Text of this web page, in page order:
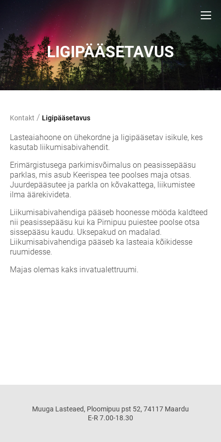
LIGIPÄÄSETAVUS
Kontakt / Ligipääsetavus
Lasteaiahoone on ühekordne ja ligipääsetav isikule, kes
kasutab liikumisabivahendit.
Erimärgistusega parkimisvõimalus on peasissepääsu
parklas, mis asub Keerispea tee poolses maja otsas.
Juurdepääsutee ja parkla on kõvakattega, liikumistee
ilma äärekivideta.
Liikumisabivahendiga pääseb hoonesse mööda kaldteed
nii peasissepääsu kui ka Pirnipuu puiestee poolse otsa
sissepääsu kaudu. Uksepakud on madalad.
Liikumisabivahendiga pääseb ka lasteaia kõikidesse
ruumidesse.
Majas olemas kaks invatualettruumi.
Muuga Lasteaed, Ploomipuu pst 52, 74117 Maardu
E-R 7.00-18.30